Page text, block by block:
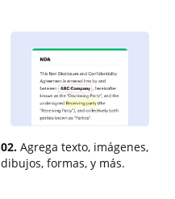
02. Agrega texto, imágenes,
dibujos, formas, y más.